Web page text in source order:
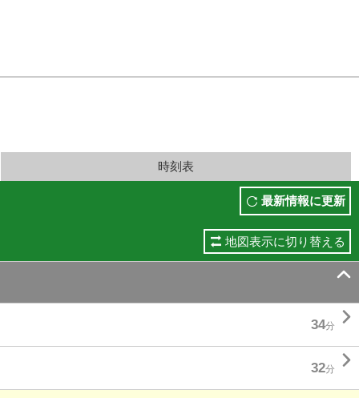
時刻表
最新情報に更新
地図表示に切り替える

34分 
32分 